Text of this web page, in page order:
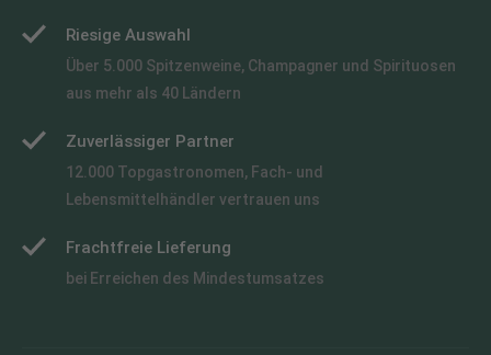
Riesige Auswahl
Über 5.000 Spitzenweine, Champagner und Spirituosen
aus mehr als 40 Ländern
Zuverlässiger Partner
12.000 Topgastronomen, Fach- und
Lebensmittelhändler vertrauen uns
Frachtfreie Lieferung
bei Erreichen des Mindestumsatzes